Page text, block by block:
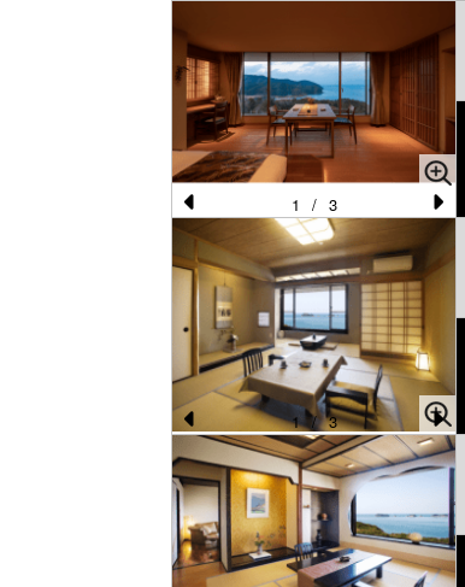
e
vi
o
u
s
e
Pr
e
vi
o
u
s
N
e
1 / 3
Pr
e
vi
o
N
e
xt
1 / 3